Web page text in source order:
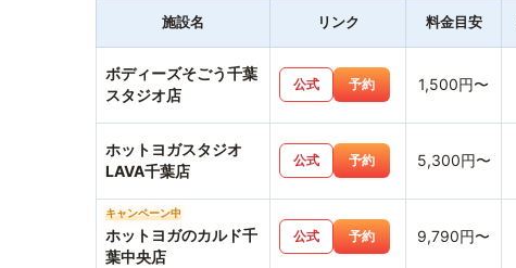
施設名 リンク 料金目安
ボディーズそごう千葉
スタジオ店
公式 予約 1,500円〜
ホットヨガスタジオ
LAVA千葉店
公式 予約 5,300円〜
キャンペーン中
ホットヨガのカルド千
葉中央店
公式 予約 9,790円〜